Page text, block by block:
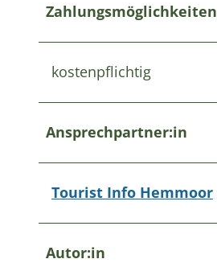
Zahlungsmöglichkeiten
kostenpflichtig
Ansprechpartner:in
Tourist Info Hemmoor
Autor:in